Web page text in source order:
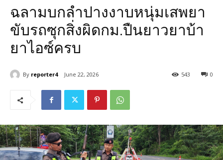
ฉลามบกลำปางงาบหนุ่มเสพยา
ขับรถซุกสิ่งผิดกม.ปืนยาวยาบ้า
ยาไอซ์ครบ
By reporter4 June 22, 2026 0
543